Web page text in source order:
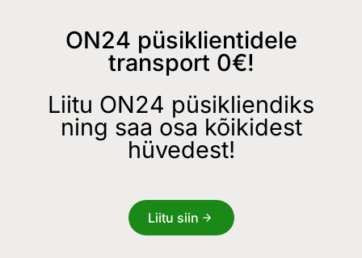
ON24 püsiklientidele
transport 0€!
Liitu ON24 püsikliendiks
ning saa osa kõikidest
hüvedest!
Liitu siin